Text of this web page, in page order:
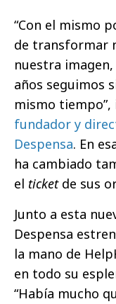
“Con el mismo
de transformar
nuestra
años seguimos
mismo tiempo”,
fundador y
Despensa. En
ha cambiado
el ticketde sus
Junto a esta
Despensa
la mano de
en todo su
“Había mucho